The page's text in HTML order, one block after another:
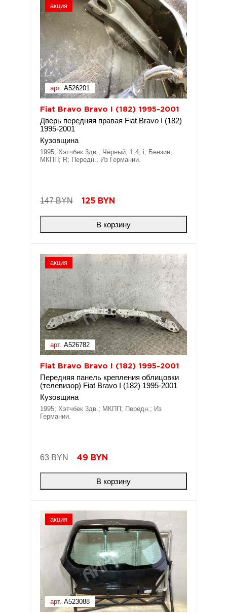
акция
арт. A526201
Fiat Bravo Bravo I (182) 1995-2001
Дверь передняя правая Fiat Bravo I (182)
1995-2001
Кузовщина
1995; Хэтчбек 3дв.; Чёрный; 1,4; i; Бензин;
МКПП; R; Передн.; Из Германии.
147 BYN 125 BYN
В корзину
акция
арт. A526782
Fiat Bravo Bravo I (182) 1995-2001
Передняя панель крепления облицовки
(телевизор) Fiat Bravo I (182) 1995-2001
Кузовщина
1995; Хэтчбек 3дв.; МКПП; Передн.; Из
Германии.
63 BYN 49 BYN
В корзину
акция
арт. A523088